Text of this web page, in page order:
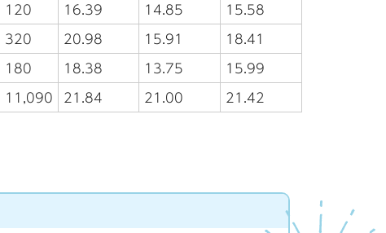
120 16.39 14.85 15.58
320 20.98 15.91 18.41
180 18.38 13.75 15.99
11,090 21.84 21.00 21.42